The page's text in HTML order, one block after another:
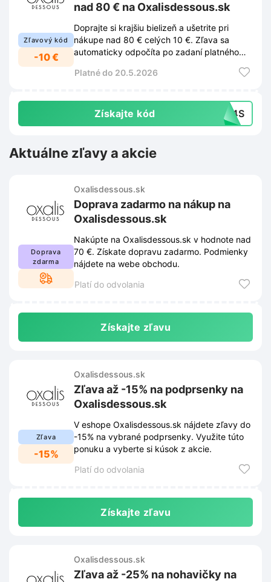
Zľavový kód
-10 €
nad 80 € na Oxalisdessous.sk
Doprajte si krajšiu bielizeň a ušetrite pri
nákupe nad 80 € celých 10 €. Zľava sa
automaticky odpočíta po zadaní platného
Platné do 20.5.2026
Získajte kód 254S
Aktuálne zľavy a akcie
Doprava
zdarma
Oxalisdessous.sk
Doprava zadarmo na nákup na
Oxalisdessous.sk
Nakúpte na Oxalisdessous.sk v hodnote nad
70 €. Získate dopravu zadarmo. Podmienky
nájdete na webe obchodu.
Platí do odvolania
Získajte zľavu
Zľava
-15%
Oxalisdessous.sk
Zľava až -15% na podprsenky na
Oxalisdessous.sk
V eshope Oxalisdessous.sk nájdete zľavy do
-15% na vybrané podprsenky. Využite túto
ponuku a vyberte si kúsok z akcie.
Platí do odvolania
Získajte zľavu
Oxalisdessous.sk
Zľava až -25% na nohavičky na